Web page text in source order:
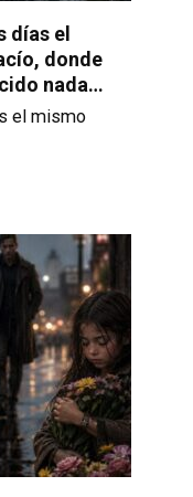
días el
donde
nada…
el mismo